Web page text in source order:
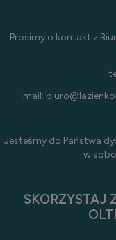
Prosimy o kontakt z
mail:
Jesteśmy do Państwa
w
SKORZYSTAJ